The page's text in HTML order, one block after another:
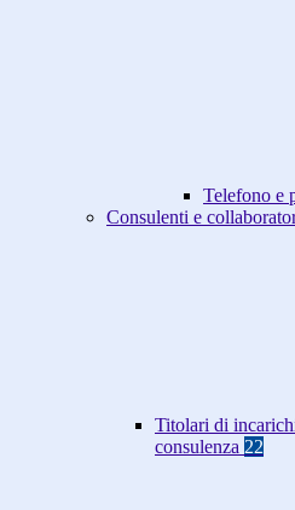
Telefono e
Consulenti e
Titolari di
consulenza 22